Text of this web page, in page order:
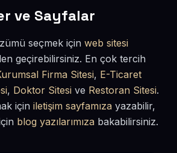
ve Sayfalar
seçmek için web sitesi
geçirebilirsiniz. En çok tercih
Firma Sitesi, E-Ticaret
, Doktor Sitesi ve Restoran Sitesi.
için iletişim sayfamıza yazabilir,
blog yazılarımıza bakabilirsiniz.